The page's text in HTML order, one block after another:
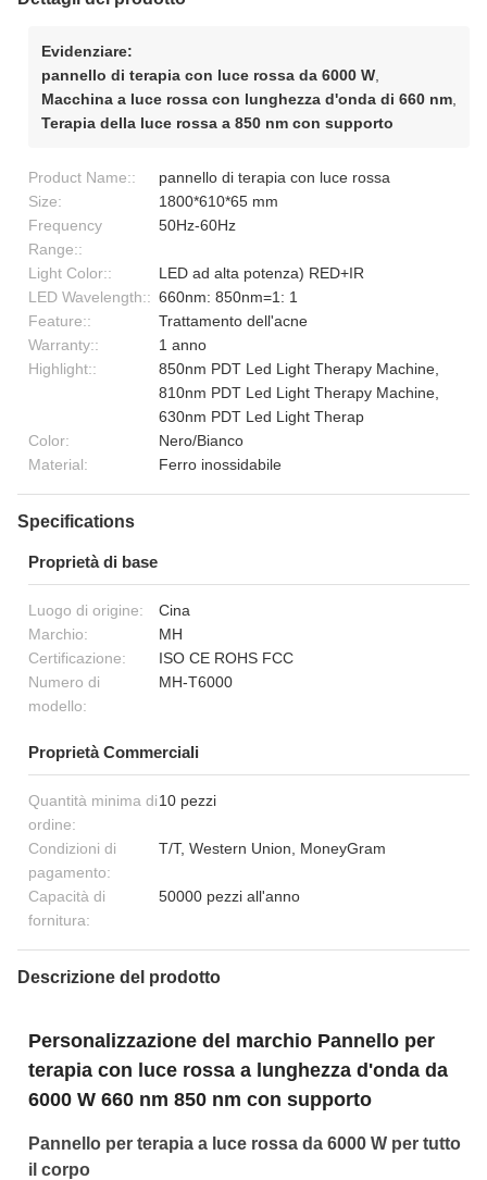
Evidenziare:
pannello di terapia con luce rossa da 6000 W
Macchina a luce rossa con lunghezza d'onda di 660 nm
Terapia della luce rossa a 850 nm con supporto
Product Name::
pannello di terapia con luce rossa
Size:
1800*610*65 mm
Frequency
Range::
50Hz-60Hz
Light Color::
LED ad alta potenza) RED+IR
LED Wavelength:: 660nm: 850nm=1: 1
Feature::
Trattamento dell'acne
Warranty::
1 anno
Highlight::
850nm PDT Led Light Therapy Machine,
810nm PDT Led Light Therapy Machine,
630nm PDT Led Light Therap
Color:
Nero/Bianco
Material:
Ferro inossidabile
Specifications
Proprietà di base
Luogo di origine:
Cina
Marchio:
MH
Certificazione:
ISO CE ROHS FCC
Numero di
modello:
MH-T6000
Proprietà Commerciali
Quantità minima di
ordine:
10 pezzi
Condizioni di
pagamento:
T/T, Western Union, MoneyGram
Capacità di
fornitura:
50000 pezzi all'anno
Descrizione del prodotto
Personalizzazione del marchio Pannello per
terapia con luce rossa a lunghezza d'onda da
6000 W 660 nm 850 nm con supporto
Pannello per terapia a luce rossa da 6000 W per tutto
il corpo